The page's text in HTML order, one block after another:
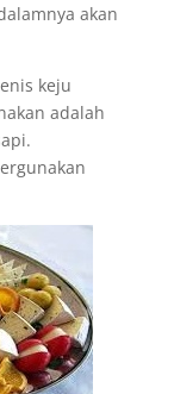
akan
keju
adalah